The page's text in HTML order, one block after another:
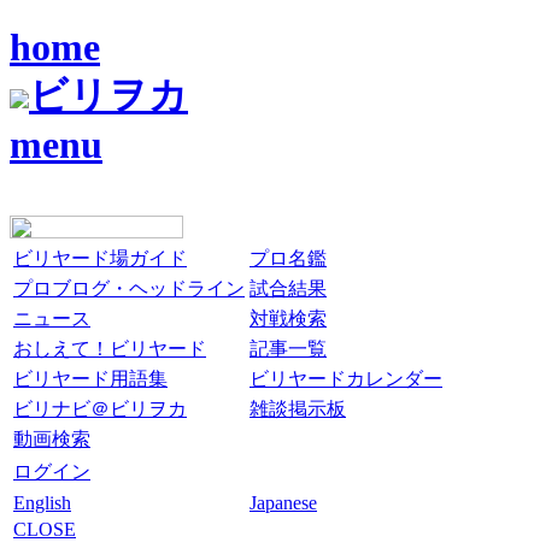
home
ビリヲカ
menu
ビリヤード場ガイド
プロ名鑑
プロブログ・ヘッドライン 試合結果
ニュース
対戦検索
おしえて！ビリヤード
記事一覧
ビリヤード用語集
ビリヤードカレンダー
ビリナビ＠ビリヲカ
雑談掲示板
動画検索
ログイン
English
Japanese
CLOSE